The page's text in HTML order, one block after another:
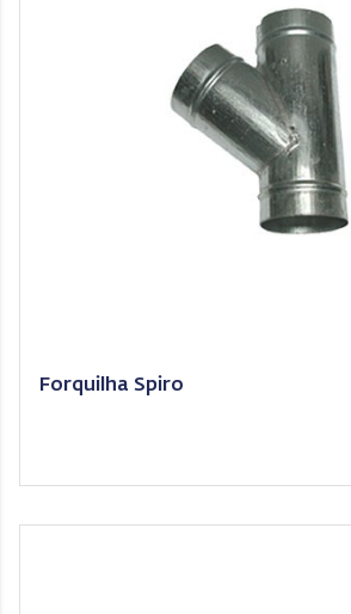
Forquilha Spiro